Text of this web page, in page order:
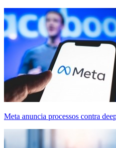
Meta anuncia processos contra